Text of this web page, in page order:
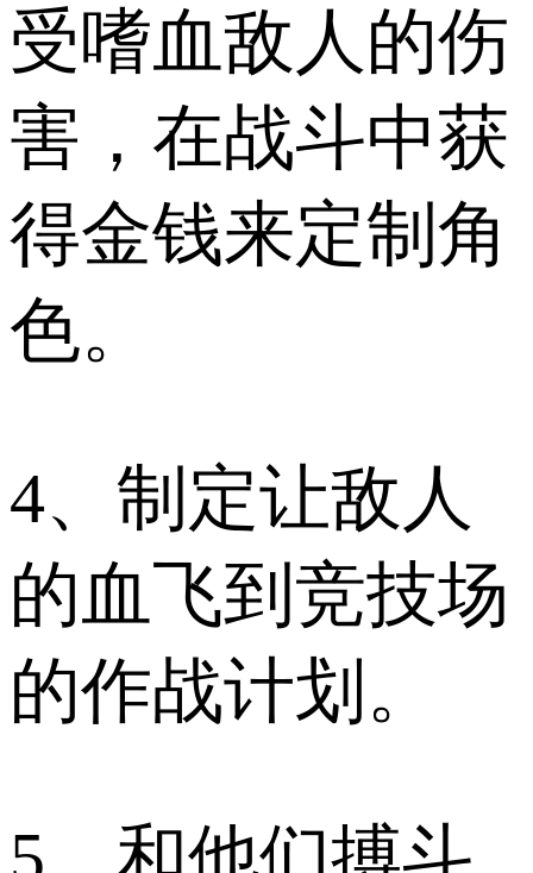
受嗜血敌人的伤
害，在战斗中获
得金钱来定制角
色。
4、制定让敌人
的血飞到竞技场
的作战计划。